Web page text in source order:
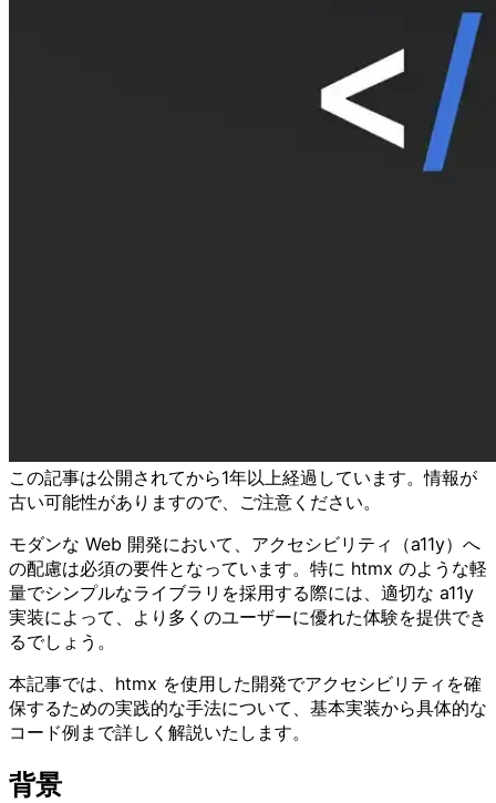
この記事は公開されてから1年以上経過しています。情報が
古い可能性がありますので、ご注意ください。
モダンな Web 開発において、アクセシビリティ（a11y）へ
の配慮は必須の要件となっています。特に htmx のような軽
量でシンプルなライブラリを採用する際には、適切な a11y
実装によって、より多くのユーザーに優れた体験を提供でき
るでしょう。
本記事では、htmx を使用した開発でアクセシビリティを確
保するための実践的な手法について、基本実装から具体的な
コード例まで詳しく解説いたします。
背景